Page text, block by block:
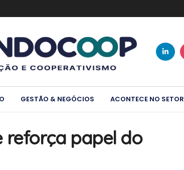
GESTÃO & NEGÓCIOS ACONTECE NO SETOR
reforça papel do